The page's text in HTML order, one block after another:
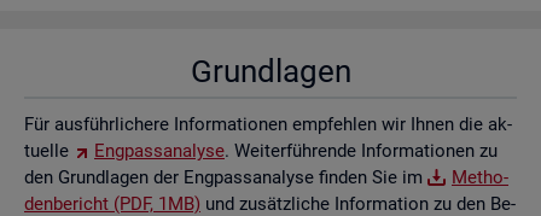
Grund­la­gen
Für aus­führ­li­che­re In­for­ma­tio­nen emp­feh­len wir Ihnen die ak­
tu­el­le
Eng­pass­ana­ly­se. Wei­ter­füh­ren­de In­for­ma­tio­nen zu
den Grund­la­gen der Eng­pass­ana­ly­se fin­den Sie im
Me­tho­
den­be­richt (PDF, 1MB) und zu­sätz­li­che In­for­ma­ti­on zu den Be­